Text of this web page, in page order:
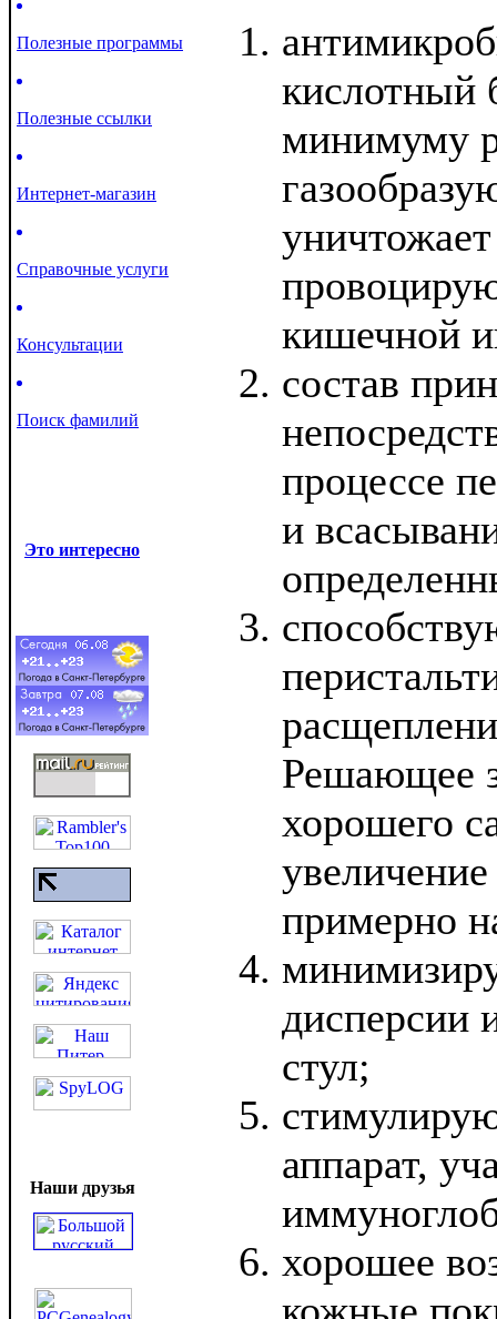
Полезные программы
Полезные ссылки
Интернет-магазин
Справочные услуги
Консультации
Поиск фамилий
Это интересно
Наши друзья
кислотный
минимуму
кишечной
состав
процессе
и
Решающее
хорошего
примерно
дисперсии
стул;
аппарат,
хорошее